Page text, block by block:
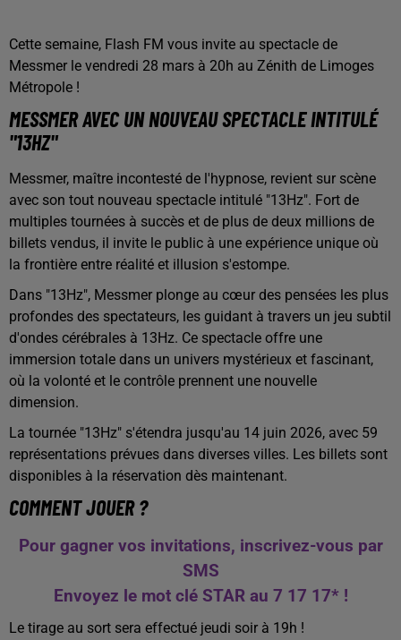
Cette semaine, Flash FM vous invite au spectacle de
Messmer le vendredi 28 mars à 20h au Zénith de Limoges
Métropole !
MESSMER AVEC UN NOUVEAU SPECTACLE INTITULÉ
"13HZ"
Messmer, maître incontesté de l'hypnose, revient sur scène
avec son tout nouveau spectacle intitulé "13Hz". Fort de
multiples tournées à succès et de plus de deux millions de
billets vendus, il invite le public à une expérience unique où
la frontière entre réalité et illusion s'estompe.
Dans "13Hz", Messmer plonge au cœur des pensées les plus
profondes des spectateurs, les guidant à travers un jeu subtil
d'ondes cérébrales à 13Hz. Ce spectacle offre une
immersion totale dans un univers mystérieux et fascinant,
où la volonté et le contrôle prennent une nouvelle
dimension.
La tournée "13Hz" s'étendra jusqu'au 14 juin 2026, avec 59
représentations prévues dans diverses villes. Les billets sont
disponibles à la réservation dès maintenant.
COMMENT JOUER ?
Pour gagner vos invitations, inscrivez-vous par
SMS
Envoyez le mot clé STAR au 7 17 17* !
Le tirage au sort sera effectué jeudi soir à 19h !